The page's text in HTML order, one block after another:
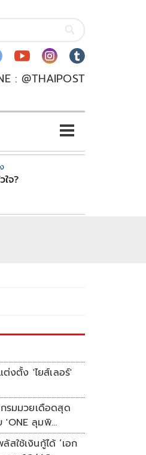
: @THAIPOST
ใจ?
ต่งตั้ง 'ไยส์เลอร์'
รมมวยเดือดสุด
'ONE ลุมพิ
สใช้เงินกู้ได้ ‘เอก